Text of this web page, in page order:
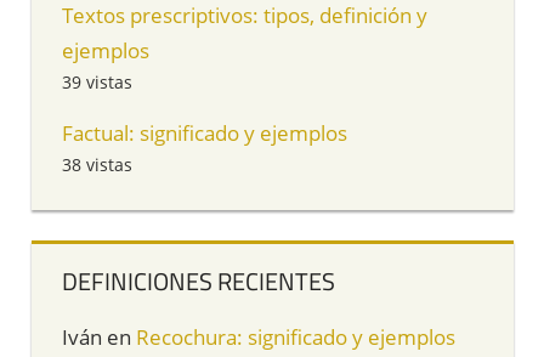
Textos prescriptivos: tipos, definición y
ejemplos
39 vistas
Factual: significado y ejemplos
38 vistas
DEFINICIONES RECIENTES
Iván en Recochura: significado y ejemplos